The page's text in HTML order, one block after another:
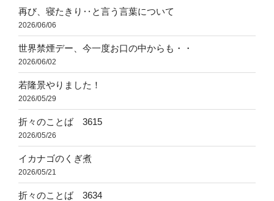
再び、寝たきり‥と言う言葉について
2026/06/06
世界禁煙デー、今一度お口の中からも・・
2026/06/02
若隆景やりました！
2026/05/29
折々のことば 3615
2026/05/26
イカナゴのくぎ煮
2026/05/21
折々のことば 3634